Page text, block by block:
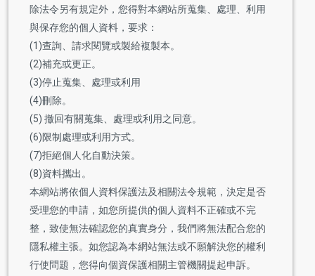
除法令另有規定外，您得對本網站所蒐集、處理、利用
與保存您的個人資料，要求：
(1)查詢、請求閱覽或製給複製本。
(2)補充或更正。
(3)停止蒐集、處理或利用
(4)刪除。
(5) 撤回有關蒐集、處理或利用之同意。
(6)限制處理或利用方式。
(7)拒絕個人化自動決策。
(8)資料攜出。
本網站將依個人資料保護法及相關法令規範，決定是否
受理您的申請，如您所提供的個人資料不正確或不完
整，致使無法確認您的真實身分，我們將無法配合您的
隱私權主張。如您認為本網站無法或不願解決您的權利
行使問題，您得向個資保護相關主管機關提起申訴。